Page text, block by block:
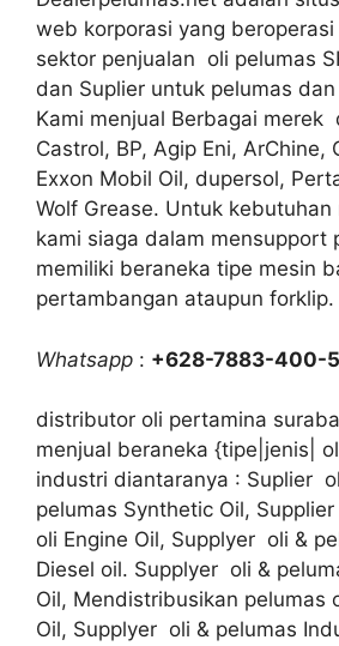
web korporasi yang beroperasi
sektor penjualan oli pelumas
dan Suplier untuk pelumas
Kami menjual Berbagai merek
Castrol, BP, Agip Eni, ArChine,
Exxon Mobil Oil, dupersol,
Wolf Grease. Untuk kebutuhan
kami siaga dalam mensupport
memiliki beraneka tipe mesin
pertambangan ataupun forklip.
Whatsapp : +628-7883-400-
distributor oli pertamina
menjual beraneka {tipe|jenis|
industri diantaranya : Suplier
pelumas Synthetic Oil,
oli Engine Oil, Supplyer oli &
Diesel oil. Supplyer oli &
Oil, Mendistribusikan pelumas
Oil, Supplyer oli & pelumas